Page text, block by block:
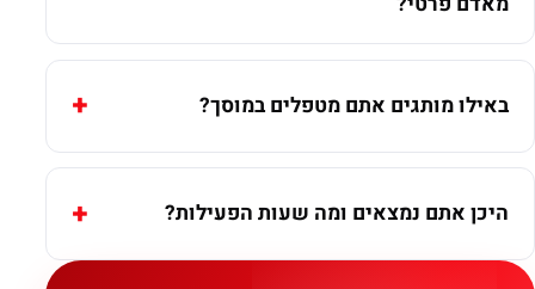
באילו מותגים אתם מטפלים במוסך?
היכן אתם נמצאים ומה שעות הפעילות?